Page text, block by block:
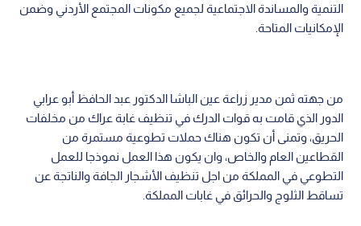
التنمية والمساندة الاجتماعية لجميع مكونات المجتمع الأردني وضمن
الإمكانيات المتاحة.
من جهته ثمن مدير زراعة عين الباشا الدكتور عبد الحافظ أبو عرابي
الدور الذي قامت به قوات الدرك في تنظيف غابة عراك من مخلفات
الحريق، وتمنى أن تكون هناك حملات تطوعية مستمرة من
القطاعين العام والخاص، وان يكون هذا العمل نموذجا للعمل
التطوعي في المملكة من اجل تنظيف الأشجار الجافة والناتجة عن
تساقط الثلوج والحرائق في غابات المملكة.